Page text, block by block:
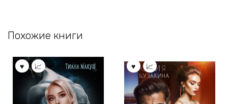
Похожие книги